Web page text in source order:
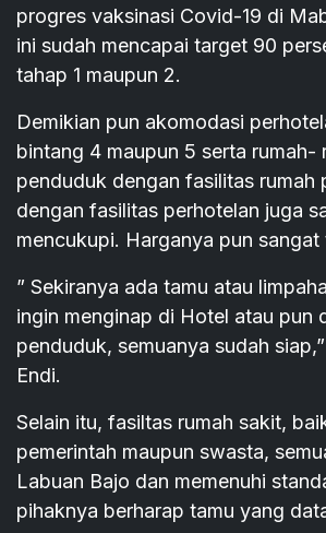
progres vaksinasi Covid-19 di
ini sudah mencapai target 90
tahap 1 maupun 2.
Demikian pun akomodasi
bintang 4 maupun 5 serta rumah-
penduduk dengan fasilitas rumah
dengan fasilitas perhotelan juga
mencukupi. Harganya pun sangat
” Sekiranya ada tamu atau
ingin menginap di Hotel atau pun
penduduk, semuanya sudah
Endi.
Selain itu, fasiltas rumah sakit,
pemerintah maupun swasta,
Labuan Bajo dan memenuhi
pihaknya berharap tamu yang